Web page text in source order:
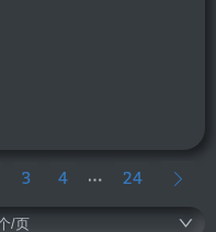
3 4 24